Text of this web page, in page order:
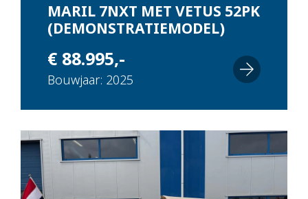
MARIL 7NXT MET VETUS 52PK
(DEMONSTRATIEMODEL)
€ 88.995,-
Bouwjaar: 2025